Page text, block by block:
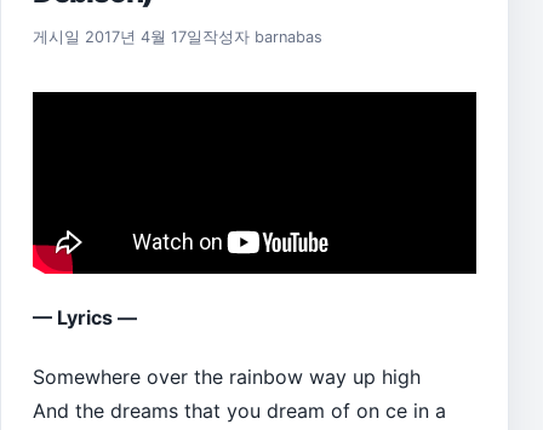
게시일 2017년 4월 17일 2021년 7월 21일
작성자 barnabas
— Lyrics —
Somewhere over the rainbow way up high
And the dreams that you dream of on ce in a